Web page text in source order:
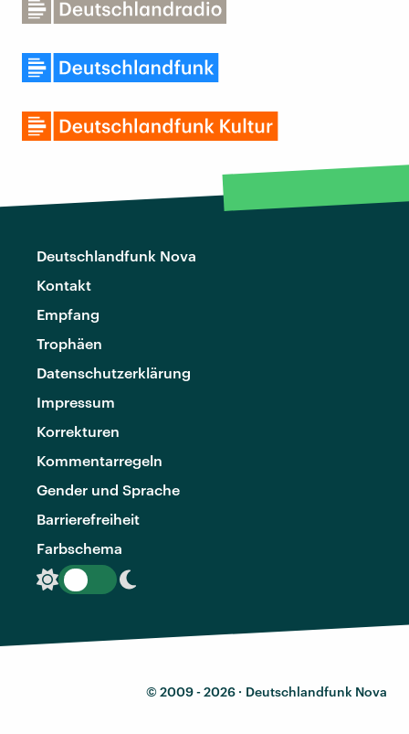
Deutschlandfunk Nova
Kontakt
Empfang
Trophäen
Datenschutzerklärung
Impressum
Korrekturen
Kommentarregeln
Gender und Sprache
Barrierefreiheit
Farbschema
© 2009 - 2026 · Deutschlandfunk Nova